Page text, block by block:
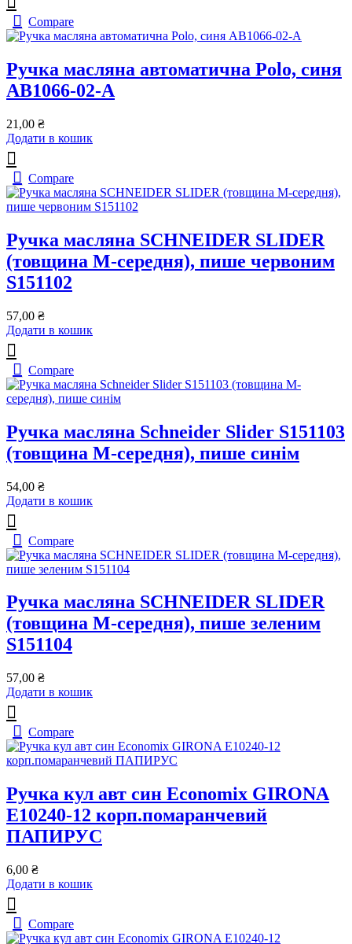
Compare
Ручка масляна автоматична Polo, синя
AB1066-02-A
21,00 ₴
Додати в кошик
Compare
Ручка масляна SCHNEIDER SLIDER
(товщина М-середня), пише червоним
S151102
57,00 ₴
Додати в кошик
Compare
Ручка масляна Schneider Slider S151103
(товщина M-середня), пише синім
54,00 ₴
Додати в кошик
Compare
Ручка масляна SCHNEIDER SLIDER
(товщина М-середня), пише зеленим
S151104
57,00 ₴
Додати в кошик
Compare
Ручка кул авт син Economix GIRONA
Е10240-12 корп.помаранчевий
ПАПИРУС
6,00 ₴
Додати в кошик
Compare